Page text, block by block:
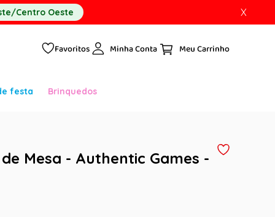
Centro Oeste X
Favoritos Minha Conta
festa Brinquedos
Mesa - Authentic Games -